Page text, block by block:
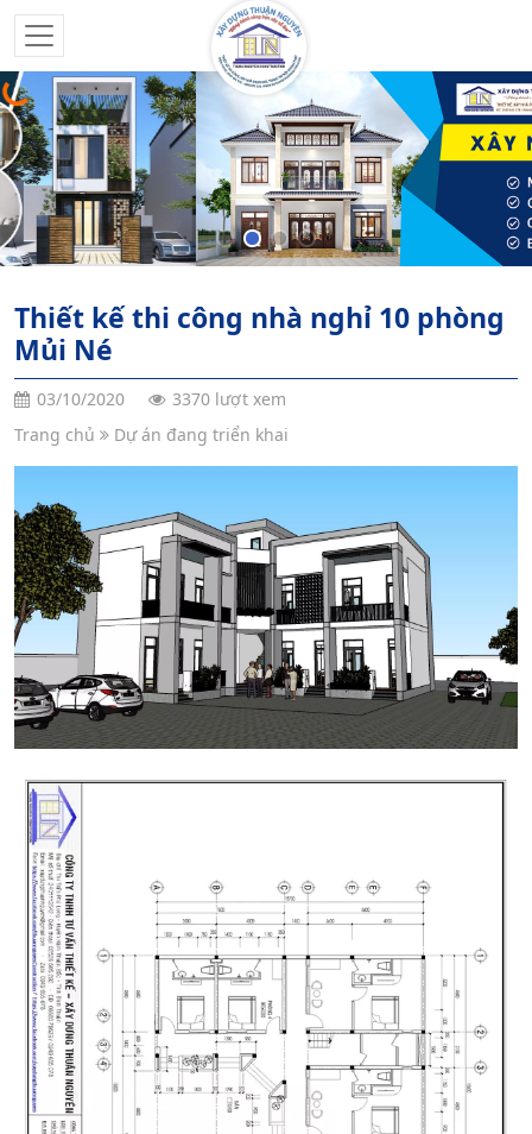
Thiết kế thi công nhà nghỉ 10 phòng
Mủi Né
03/10/2020
3370 lượt xem
Trang chủ
Dự án đang triển khai